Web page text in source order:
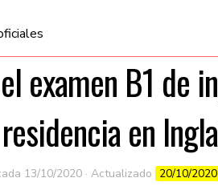
examen B1 de
en
13/10/2020 · Actualizado 20/10/2020